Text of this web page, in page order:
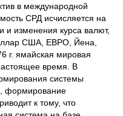
в международной
СРД исчисляется на
и изменения курса валют,
США, ЕВРО, Йена,
г. ямайская мировая
время. В
системы
формирование
к тому, что